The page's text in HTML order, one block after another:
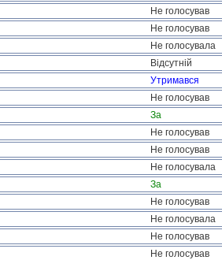
Не голосував
Не голосував
Не голосувала
Відсутній
Утримався
Не голосував
За
Не голосував
Не голосував
Не голосувала
За
Не голосував
Не голосувала
Не голосував
Не голосував